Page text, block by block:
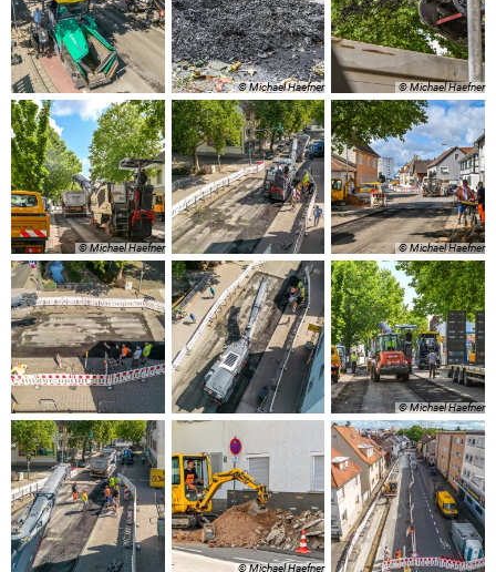
© Michael Haefner © Michael Haefner
© Michael Haefner © Michael Haefner
© Michael Haefner
© Michael Haefner